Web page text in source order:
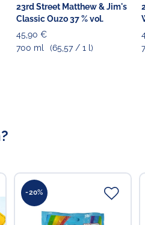
23rd Street Matthew & Jim's
Classic Ouzo 37 % vol.
45,90 €
700 ml
(65,57 / 1 l)
-20%